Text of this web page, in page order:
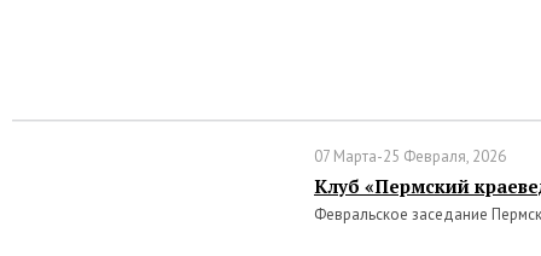
07 Марта-25 Февраля, 2026
Клуб «Пермский
Февральское заседание